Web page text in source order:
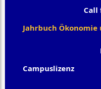
Campuslizenz
Call
Jahrbuch Ökonomie